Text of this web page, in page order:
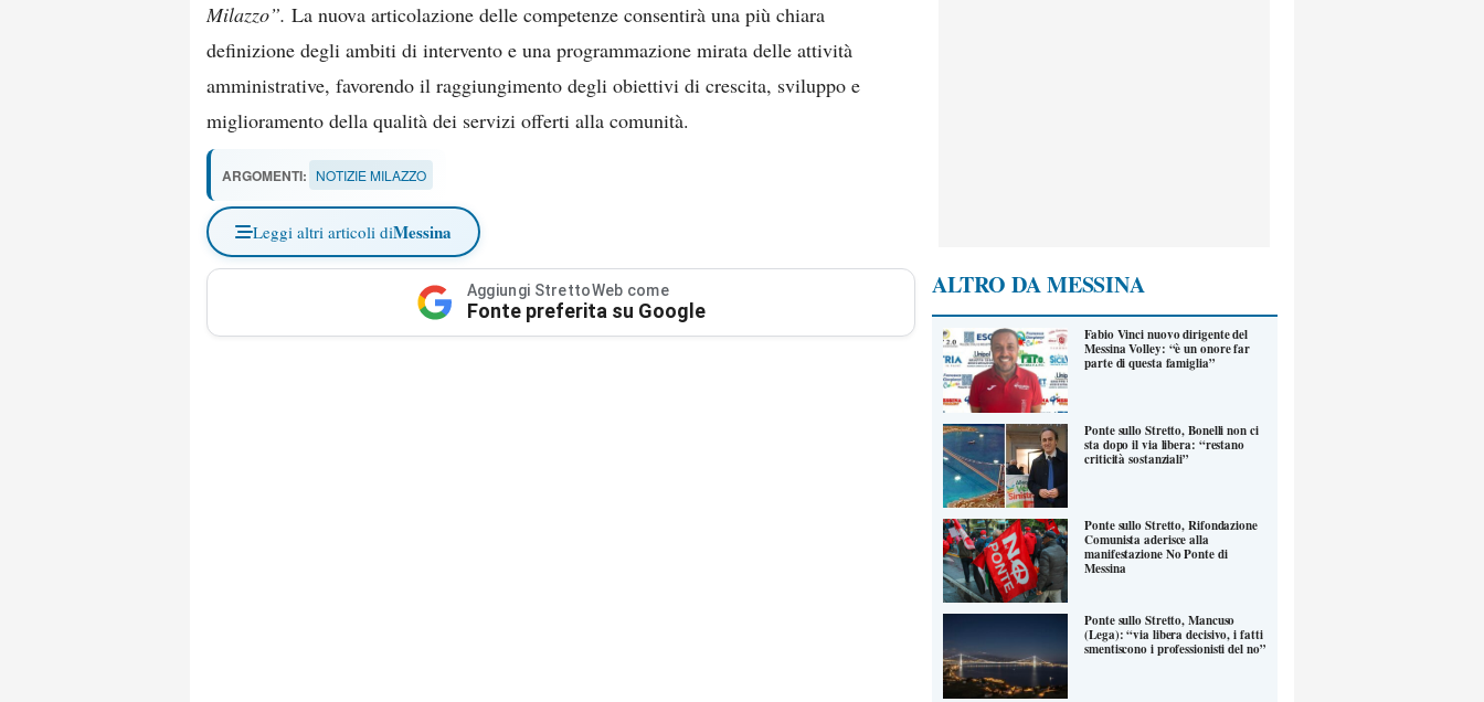
Milazzo”. La nuova articolazione delle competenze consentirà una più chiara
definizione degli ambiti di intervento e una programmazione mirata delle attività
amministrative, favorendo il raggiungimento degli obiettivi di crescita, sviluppo e
miglioramento della qualità dei servizi offerti alla comunità.
ARGOMENTI: NOTIZIE MILAZZO
Leggi altri articoli diMessina
Aggiungi StrettoWeb come
Fonte preferita su Google
ALTRO DA MESSINA
Fabio Vinci nuovo dirigente del
Messina Volley: “è un onore far
parte di questa famiglia”
Ponte sullo Stretto, Bonelli non ci
sta dopo il via libera: “restano
criticità sostanziali”
Ponte sullo Stretto, Rifondazione
Comunista aderisce alla
manifestazione No Ponte di
Messina
Ponte sullo Stretto, Mancuso
(Lega): “via libera decisivo, i fatti
smentiscono i professionisti del no”